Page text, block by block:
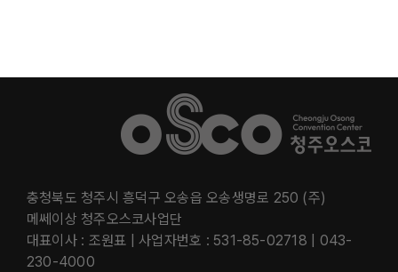
충청북도 청주시 흥덕구 오송읍 오송생명로 250 (주)
메쎄이상 청주오스코사업단
대표이사 : 조원표 | 사업자번호 : 531-85-02718 | 043-
230-4000